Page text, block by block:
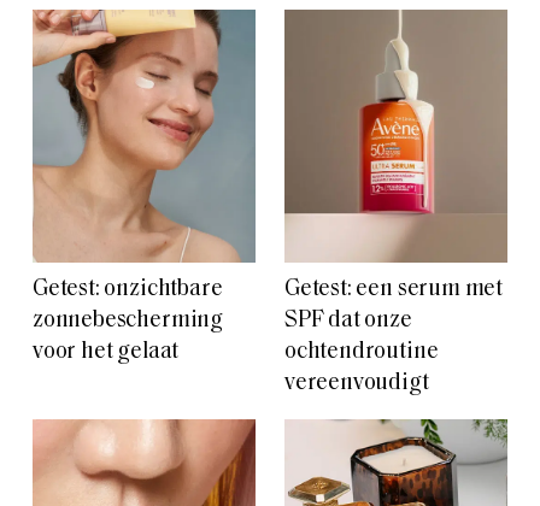
Getest: onzichtbare
zonnebescherming
voor het gelaat
Getest: een serum met
SPF dat onze
ochtendroutine
vereenvoudigt